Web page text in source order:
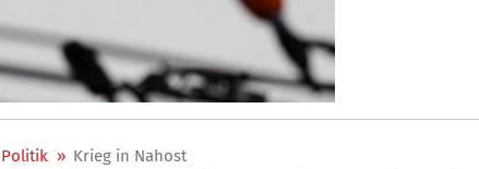
Wogen zu
Politik » Krieg in Nahost